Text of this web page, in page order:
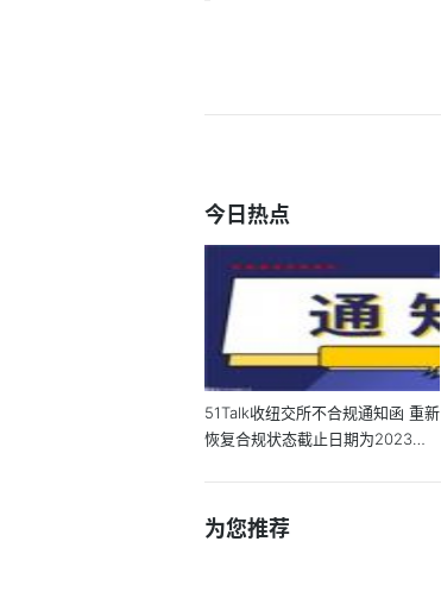
今日热点
51Talk收纽交所不合规通知函 重新
恢复合规状态截止日期为2023年6
为您推荐